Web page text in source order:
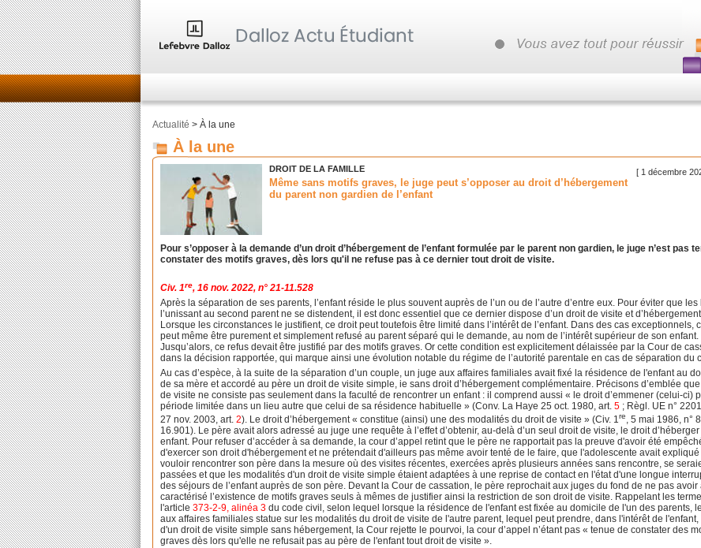
Actualité > À la une
À la une
[ 1 décembre
DROIT DE LA FAMILLE
Même sans motifs graves, le juge peut s’opposer au droit d’hébergement
du parent non gardien de l’enfant
Pour s’opposer à la demande d’un droit d’hébergement de l’enfant formulée par le parent non gardien, le juge n’est pas
constater des motifs graves, dès lors qu'il ne refuse pas à ce dernier tout droit de visite.
Civ. 1re, 16 nov. 2022, n° 21-11.528
Après la séparation de ses parents, l’enfant réside le plus souvent auprès de l’un ou de l’autre d’entre eux. Pour éviter que les
l’unissant au second parent ne se distendent, il est donc essentiel que ce dernier dispose d’un droit de visite et
Lorsque les circonstances le justifient, ce droit peut toutefois être limité dans l’intérêt de l’enfant. Dans des cas exceptionnels,
peut même être purement et simplement refusé au parent séparé qui le demande, au nom de l’intérêt supérieur de son enfant.
Jusqu’alors, ce refus devait être justifié par des motifs graves. Or cette condition est explicitement délaissée par la Cour de
dans la décision rapportée, qui marque ainsi une évolution notable du régime de l’autorité parentale en cas de séparation du
Au cas d’espèce, à la suite de la séparation d’un couple, un juge aux affaires familiales avait fixé la résidence de l'enfant au
de sa mère et accordé au père un droit de visite simple, ie sans droit d’hébergement complémentaire. Précisons d’emblée
de visite ne consiste pas seulement dans la faculté de rencontrer un enfant : il comprend aussi « le droit d’emmener (celui-ci)
période limitée dans un lieu autre que celui de sa résidence habituelle » (Conv. La Haye 25 oct. 1980, art.5 ; Règl. UE n°
27 nov. 2003, art.2). Le droit d’hébergement « constitue (ainsi) une des modalités du droit de visite » (Civ. 1re, 5 mai 1986, n°
16.901). Le père avait alors adressé au juge une requête à l’effet d’obtenir, au-delà d’un seul droit de visite, le droit d’héberger
enfant. Pour refuser d’accéder à sa demande, la cour d’appel retint que le père ne rapportait pas la preuve d'avoir été
d'exercer son droit d'hébergement et ne prétendait d'ailleurs pas même avoir tenté de le faire, que l'adolescente avait
vouloir rencontrer son père dans la mesure où des visites récentes, exercées après plusieurs années sans rencontre, se
passées et que les modalités d'un droit de visite simple étaient adaptées à une reprise de contact en l'état d'une longue
des séjours de l’enfant auprès de son père. Devant la Cour de cassation, le père reprochait aux juges du fond de ne pas avoir
caractérisé l’existence de motifs graves seuls à mêmes de justifier ainsi la restriction de son droit de visite. Rappelant les
l'article373-2-9, alinéa 3 du code civil, selon lequel lorsque la résidence de l'enfant est fixée au domicile de l'un des parents,
aux affaires familiales statue sur les modalités du droit de visite de l'autre parent, lequel peut prendre, dans l'intérêt de l'enfant,
d'un droit de visite simple sans hébergement, la Cour rejette le pourvoi, la cour d’appel n’étant pas « tenue de constater des
graves dès lors qu'elle ne refusait pas au père de l'enfant tout droit de visite ».